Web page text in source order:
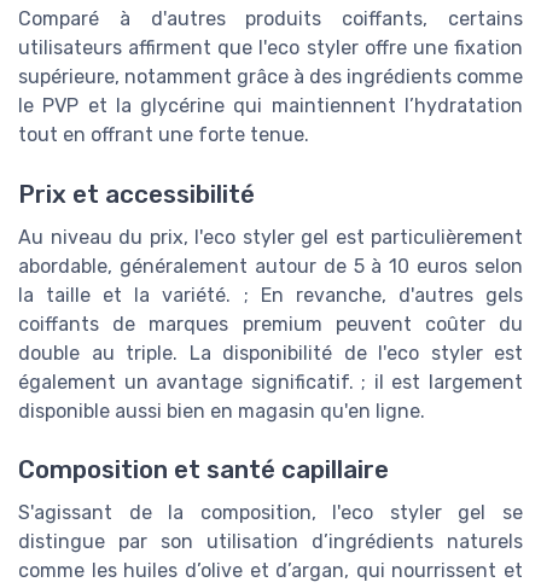
Comparé à d'autres produits coiffants, certains
utilisateurs affirment que l'eco styler offre une fixation
supérieure, notamment grâce à des ingrédients comme
le PVP et la glycérine qui maintiennent l’hydratation
tout en offrant une forte tenue.
Prix et accessibilité
Au niveau du prix, l'eco styler gel est particulièrement
abordable, généralement autour de 5 à 10 euros selon
la taille et la variété. ; En revanche, d'autres gels
coiffants de marques premium peuvent coûter du
double au triple. La disponibilité de l'eco styler est
également un avantage significatif. ; il est largement
disponible aussi bien en magasin qu'en ligne.
Composition et santé capillaire
S'agissant de la composition, l'eco styler gel se
distingue par son utilisation d’ingrédients naturels
comme les huiles d’olive et d’argan, qui nourrissent et